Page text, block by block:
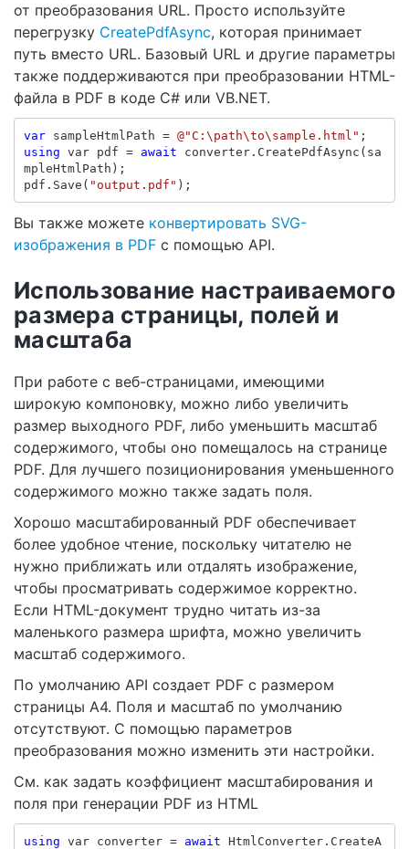
от преобразования URL. Просто используйте
перегрузку CreatePdfAsync, которая принимает
путь вместо URL. Базовый URL и другие параметры
также поддерживаются при преобразовании HTML-
файла в PDF в коде C# или VB.NET.
var sampleHtmlPath = @"C:\path\to\sample.html" ;
using var pdf = await converter. CreatePdfAsync ( sa
mpleHtmlPath );
pdf . Save ( "output.pdf" );
Вы также можете конвертировать SVG-
изображения в PDF с помощью API.
Использование настраиваемого
размера страницы, полей и
масштаба
При работе с веб-страницами, имеющими
широкую компоновку, можно либо увеличить
размер выходного PDF, либо уменьшить масштаб
содержимого, чтобы оно помещалось на странице
PDF. Для лучшего позиционирования уменьшенного
содержимого можно также задать поля.
Хорошо масштабированный PDF обеспечивает
более удобное чтение, поскольку читателю не
нужно приближать или отдалять изображение,
чтобы просматривать содержимое корректно.
Если HTML-документ трудно читать из-за
маленького размера шрифта, можно увеличить
масштаб содержимого.
По умолчанию API создает PDF с размером
страницы A4. Поля и масштаб по умолчанию
отсутствуют. С помощью параметров
преобразования можно изменить эти настройки.
См. как задать коэффициент масштабирования и
поля при генерации PDF из HTML
using var converter = await HtmlConverter. CreateA